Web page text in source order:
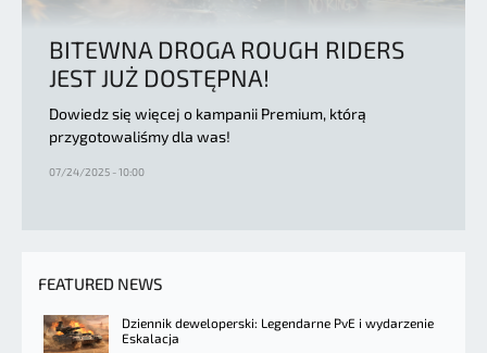
BITEWNA DROGA ROUGH RIDERS
JEST JUŻ DOSTĘPNA!
Dowiedz się więcej o kampanii Premium, którą
przygotowaliśmy dla was!
07/24/2025 - 10:00
FEATURED NEWS
Dziennik deweloperski: Legendarne PvE i wydarzenie
Eskalacja